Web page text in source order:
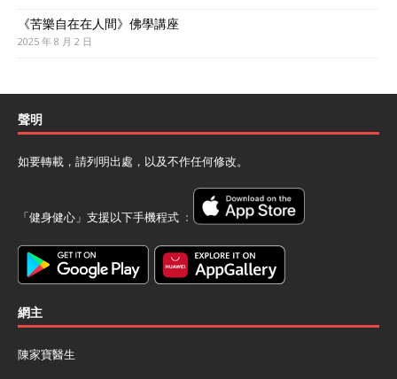
《苦樂自在在人間》佛學講座
2025 年 8 月 2 日
聲明
如要轉載，請列明出處，以及不作任何修改。
「健身健心」支援以下手機程式 ﹕
網主
陳家寶醫生